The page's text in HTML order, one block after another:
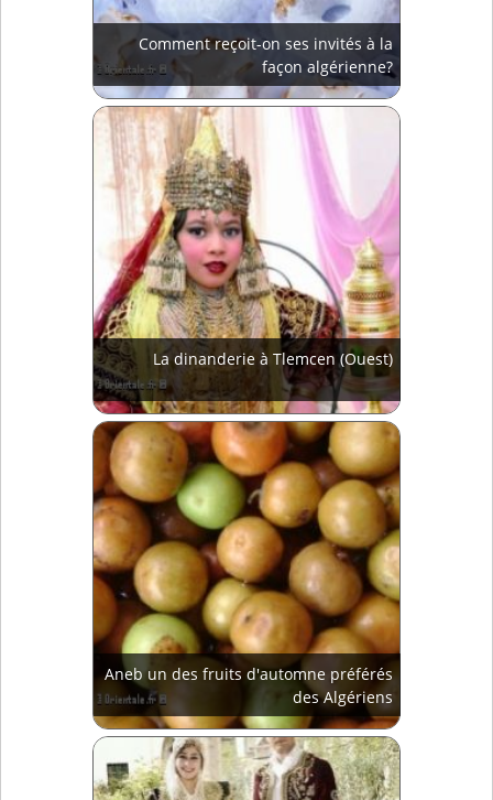
Comment reçoit-on ses invités à la
façon algérienne?
La dinanderie à Tlemcen (Ouest)
Aneb un des fruits d'automne préférés
des Algériens